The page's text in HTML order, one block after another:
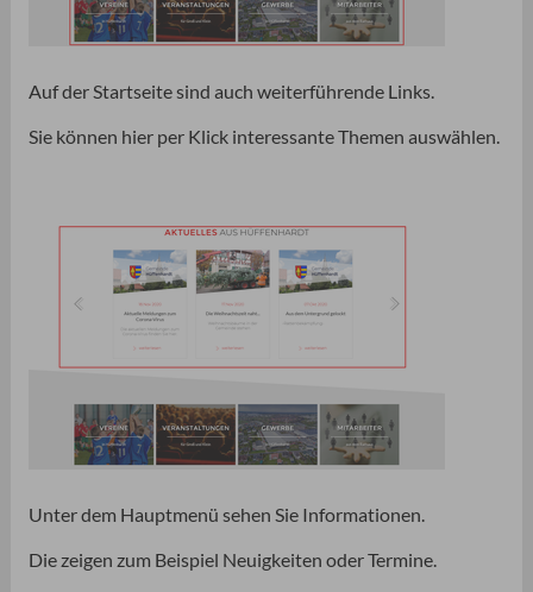
Auf der Startseite sind auch weiterführende Links.
Sie können hier per Klick interessante Themen auswählen.
Unter dem Hauptmenü sehen Sie Informationen.
Die zeigen zum Beispiel Neuigkeiten oder Termine.